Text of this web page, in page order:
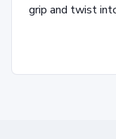
grip and twist